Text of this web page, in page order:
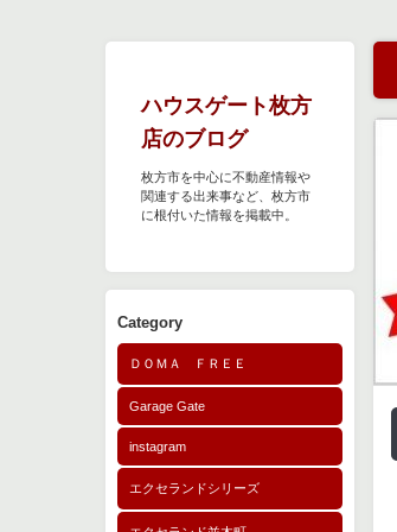
ハウスゲート枚方
店のブログ
枚方市を中心に不動産情報や
関連する出来事など、枚方市
に根付いた情報を掲載中。
Category
ＤＯＭＡ ＦＲＥＥ
Garage Gate
instagram
エクセランドシリーズ